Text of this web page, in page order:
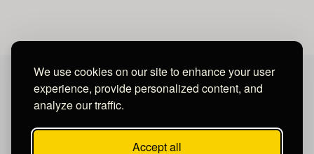
We use cookies on our site to enhance your user
experience, provide personalized content, and
analyze our traffic.
Accept all
MAYA MEDIA GROUP
Ubicados en Tegucigalpa - Honduras.